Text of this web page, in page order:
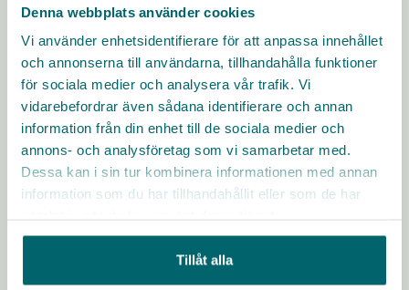
Denna webbplats använder cookies
Vi använder enhetsidentifierare för att anpassa innehållet
och annonserna till användarna, tillhandahålla funktioner
för sociala medier och analysera vår trafik. Vi
vidarebefordrar även sådana identifierare och annan
information från din enhet till de sociala medier och
annons- och analysföretag som vi samarbetar med.
Dessa kan i sin tur kombinera informationen med annan
information som du har tillhandahållit eller som de har
Tillåt alla
Arbetsgivare nära dig
Inspireras av olika arbetsgivare och hitta jobb